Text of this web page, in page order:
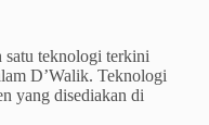
satu teknologi terkini
D’Walik. Teknologi
yang disediakan di